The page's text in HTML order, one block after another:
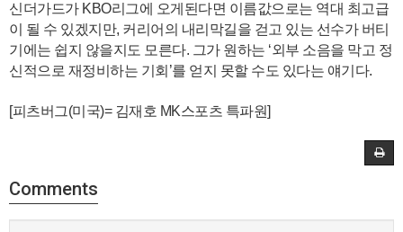
신더가드가 KBO리그에 오게된다면 이름값으로는 역대 최고급
이 될 수 있겠지만, 커리어의 내리막길을 걷고 있는 선수가 버티
기에는 쉽지 않을지도 모른다. 그가 원하는 ‘외부 소음을 막고 정
신적으로 재정비하는 기회’를 얻지 못할 수도 있다는 얘기다.
[피츠버그(미국)= 김재호 MK스포츠 특파원]
Comments